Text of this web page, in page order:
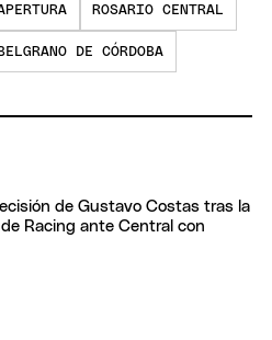
ROSARIO CENTRAL
BELGRANO DE CÓRDOBA
de Gustavo Costas tras la
Racing ante Central con